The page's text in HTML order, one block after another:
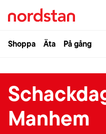
Shoppa Äta På gång
Manhem